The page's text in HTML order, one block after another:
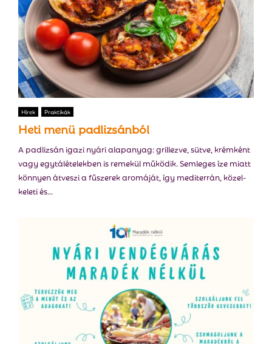
Hírek Praktikák
Heti menü padlizsánból
A padlizsán igazi nyári alapanyag: grillezve, sütve, krémként
vagy egytálételekben is remekül működik. Semleges íze miatt
könnyen átveszi a fűszerek aromáját, így mediterrán, közel-
keleti és...